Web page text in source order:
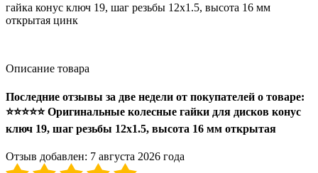
гайка конус ключ 19, шаг резьбы 12x1.5, высота 16 мм
открытая цинк
Описание товара
Последние отзывы за две недели от покупателей о товаре:
⭐⭐⭐⭐⭐ Оригинальные колесные гайки для дисков конус
ключ 19, шаг резьбы 12x1.5, высота 16 мм открытая
Отзыв добавлен: 7 августа 2026 года